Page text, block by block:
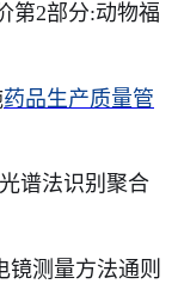
第2部分:动物福
药品生产质量管
谱法识别聚合
镜测量方法通则